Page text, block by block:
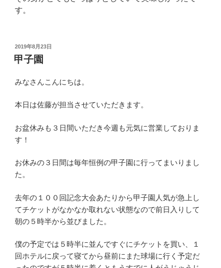
す。
投
稿
日:
2019年8月23日
甲子園
みなさんこんにちは。
本日は佐藤が担当させていただきます。
お盆休みも３日間いただき今週も元気に営業しておりま
す！
お休みの３日間は毎年恒例の甲子園に行ってまいりまし
た。
去年の１００回記念大会あたりから甲子園人気が急上し
てチケットがなかなか取れない状態なので前日入りして
朝の５時半から並びました。
僕の予定では５時半に並んですぐにチケットを買い、１
回ホテルに戻って寝てから昼前にまた球場に行く予定だ